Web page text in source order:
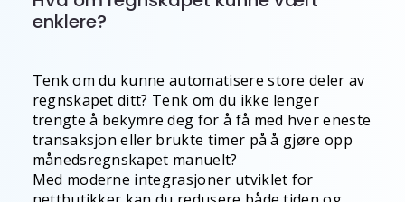
enklere?
Tenk om du kunne automatisere store deler av
regnskapet ditt? Tenk om du ikke lenger
trengte å bekymre deg for å få med hver eneste
transaksjon eller brukte timer på å gjøre opp
månedsregnskapet manuelt?
Med moderne integrasjoner utviklet for